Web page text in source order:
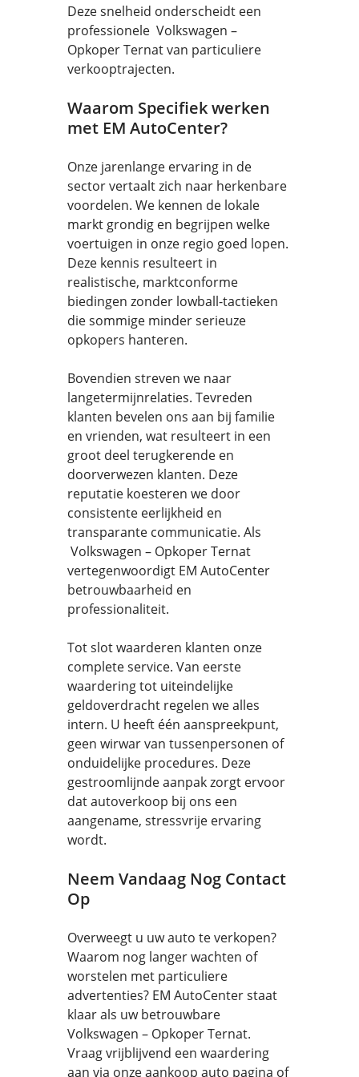
Deze snelheid onderscheidt een
professionele Volkswagen –
Opkoper Ternat van particuliere
verkooptrajecten.
Waarom Specifiek werken
met EM AutoCenter?
Onze jarenlange ervaring in de
sector vertaalt zich naar herkenbare
voordelen. We kennen de lokale
markt grondig en begrijpen welke
voertuigen in onze regio goed lopen.
Deze kennis resulteert in
realistische, marktconforme
biedingen zonder lowball-tactieken
die sommige minder serieuze
opkopers hanteren.
Bovendien streven we naar
langetermijnrelaties. Tevreden
klanten bevelen ons aan bij familie
en vrienden, wat resulteert in een
groot deel terugkerende en
doorverwezen klanten. Deze
reputatie koesteren we door
consistente eerlijkheid en
transparante communicatie. Als
Volkswagen – Opkoper Ternat
vertegenwoordigt EM AutoCenter
betrouwbaarheid en
professionaliteit.
Tot slot waarderen klanten onze
complete service. Van eerste
waardering tot uiteindelijke
geldoverdracht regelen we alles
intern. U heeft één aanspreekpunt,
geen wirwar van tussenpersonen of
onduidelijke procedures. Deze
gestroomlijnde aanpak zorgt ervoor
dat autoverkoop bij ons een
aangename, stressvrije ervaring
wordt.
Neem Vandaag Nog Contact
Op
Overweegt u uw auto te verkopen?
Waarom nog langer wachten of
worstelen met particuliere
advertenties? EM AutoCenter staat
klaar als uw betrouwbare
Volkswagen – Opkoper Ternat.
Vraag vrijblijvend een waardering
aan via onze aankoop auto pagina of